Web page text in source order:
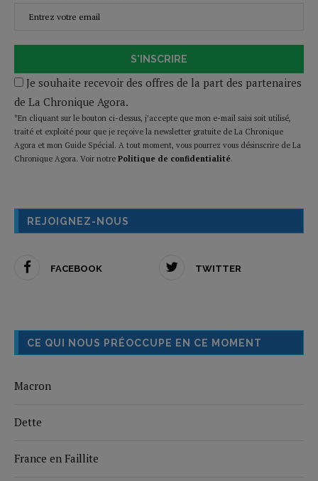
S'INSCRIRE
Je souhaite recevoir des offres de la part des partenaires
de La Chronique Agora.
*En cliquant sur le bouton ci-dessus, j’accepte que mon e-mail saisi soit utilisé,
traité et exploité pour que je reçoive la newsletter gratuite de La Chronique
Agora et mon Guide Spécial. A tout moment, vous pourrez vous désinscrire de La
Chronique Agora. Voir notre Politique de confidentialité.
REJOIGNEZ-NOUS
FACEBOOK TWITTER
CE QUI NOUS PRÉOCCUPE EN CE MOMENT
Macron
Dette
France en Faillite